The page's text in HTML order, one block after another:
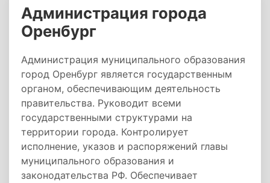
Администрация города
Оренбург
Администрация муниципального образования
город Оренбург является государственным
органом, обеспечивающим деятельность
правительства. Руководит всеми
государственными структурами на
территории города. Контролирует
исполнение, указов и распоряжений главы
муниципального образования и
законодательства РФ. Обеспечивает